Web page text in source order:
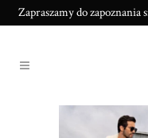
Zapraszamy do zapoznania